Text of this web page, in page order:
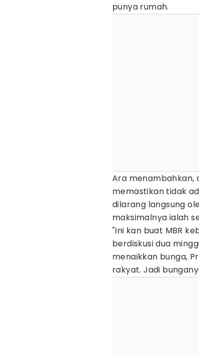
punya rumah.
Ara menambahkan,
memastikan tidak
dilarang langsung
maksimalnya ialah
"Ini kan buat MBR
berdiskusi dua
menaikkan bunga,
rakyat. Jadi